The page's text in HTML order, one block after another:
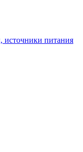
источники питания